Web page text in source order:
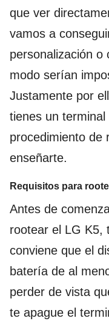
que ver
vamos a
personalización o
modo serían
Justamente por
tienes un terminal
procedimiento de
enseñarte.
Requisitos para
Antes de
rootear el LG K5,
conviene que el
batería de al
perder de vista
te apague el